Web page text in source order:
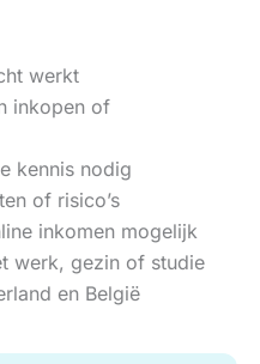
werkt
inkopen of
kennis nodig
of risico’s
inkomen mogelijk
werk, gezin of studie
en België